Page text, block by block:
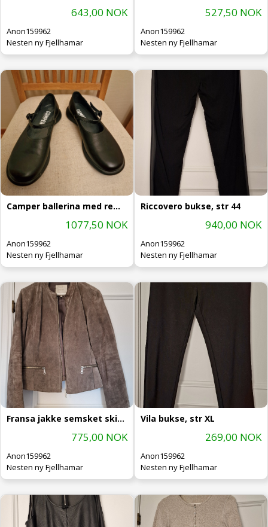
643,00 NOK
Anon159962
Nesten ny Fjellhamar
527,50 NOK
Anon159962
Nesten ny Fjellhamar
Camper ballerina med rem, str 40
1077,50 NOK
Anon159962
Nesten ny Fjellhamar
Riccovero bukse, str 44
940,00 NOK
Anon159962
Nesten ny Fjellhamar
Fransa jakke semsket skinn, str. XL
775,00 NOK
Anon159962
Nesten ny Fjellhamar
Vila bukse, str XL
269,00 NOK
Anon159962
Nesten ny Fjellhamar